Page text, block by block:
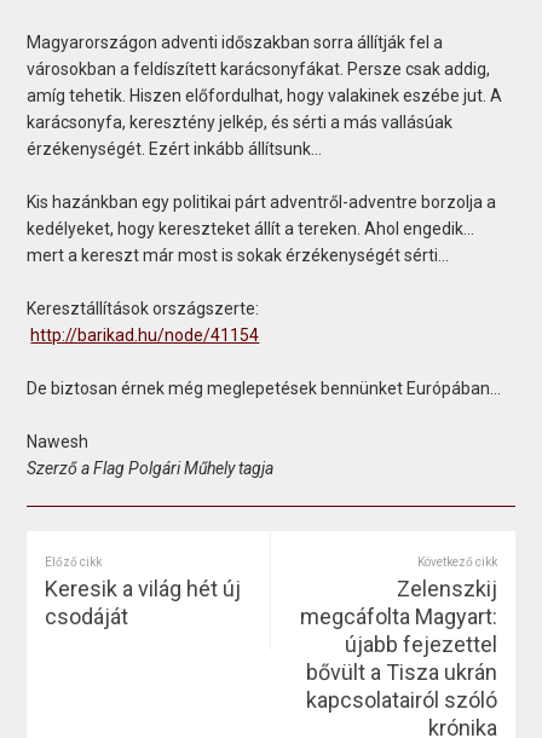
Magyarországon adventi időszakban sorra állítják fel a
városokban a feldíszített karácsonyfákat. Persze csak addig,
amíg tehetik. Hiszen előfordulhat, hogy valakinek eszébe jut. A
karácsonyfa, keresztény jelkép, és sérti a más vallásúak
érzékenységét. Ezért inkább állítsunk...
Kis hazánkban egy politikai párt adventről-adventre borzolja a
kedélyeket, hogy kereszteket állít a tereken. Ahol engedik...
mert a kereszt már most is sokak érzékenységét sérti...
Keresztállítások országszerte:
http://barikad.hu/node/41154
De biztosan érnek még meglepetések bennünket Európában...
Nawesh
Szerző a Flag Polgári Műhely tagja
Előző cikk
Keresik a világ hét új
csodáját
Következő cikk
Zelenszkij
megcáfolta Magyart:
újabb fejezettel
bővült a Tisza ukrán
kapcsolatairól szóló
krónika